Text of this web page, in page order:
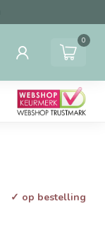
0
✓ op bestelling